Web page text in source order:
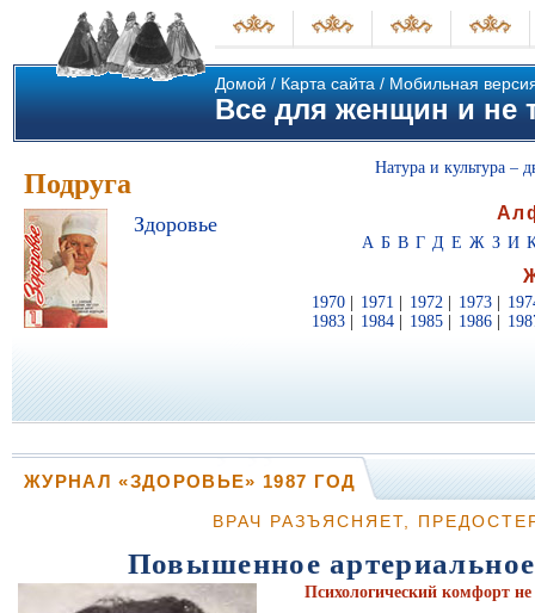
Домой / Карта сайта / Мобильная
Все для женщин и не
Подруга
Здоровье
Натура и культура –
А Б В Г Д Е Ж З И
1970| 1971 1972| 1973|
1983| 1984| 1985| 1986|
ЖУРНАЛ «ЗДОРОВЬЕ» 1987 ГОД
ВРАЧ РАЗЪЯСНЯЕТ,
Повышенное
Психологический комфорт